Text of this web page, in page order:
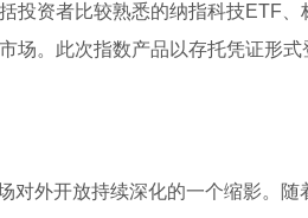
投资者比较熟悉的纳指科技ETF、
场。此次指数产品以存托凭证形
对外开放持续深化的一个缩影。随